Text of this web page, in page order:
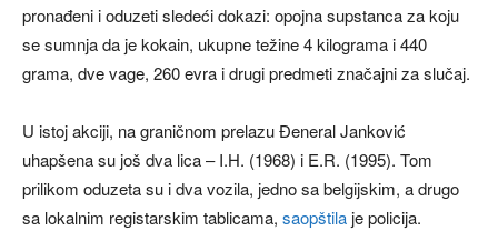
pronađeni i oduzeti sledeći dokazi: opojna supstanca za koju
se sumnja da je kokain, ukupne težine 4 kilograma i 440
grama, dve vage, 260 evra i drugi predmeti značajni za slučaj.
U istoj akciji, na graničnom prelazu Đeneral Janković
uhapšena su još dva lica – I.H. (1968) i E.R. (1995). Tom
prilikom oduzeta su i dva vozila, jedno sa belgijskim, a drugo
sa lokalnim registarskim tablicama, saopštilaje policija.